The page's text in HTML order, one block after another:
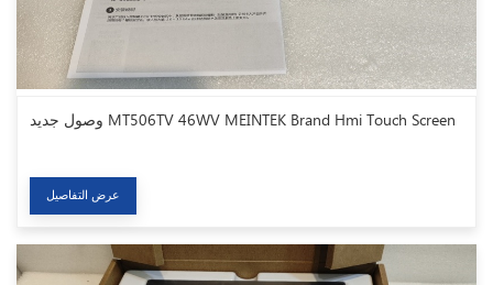
وصول جديد MT506TV 46WV MEINTEK Brand Hmi Touch Screen
عرض التفاصيل